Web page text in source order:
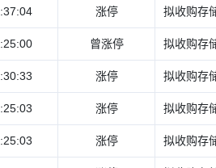
涨停 拟收购存
曾涨停 拟收购存
涨停 拟收购存
涨停 拟收购存
涨停 拟收购存